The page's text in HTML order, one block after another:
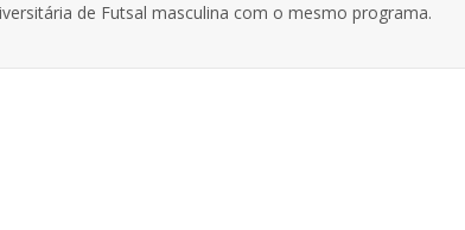
de Futsal masculina com o mesmo programa.